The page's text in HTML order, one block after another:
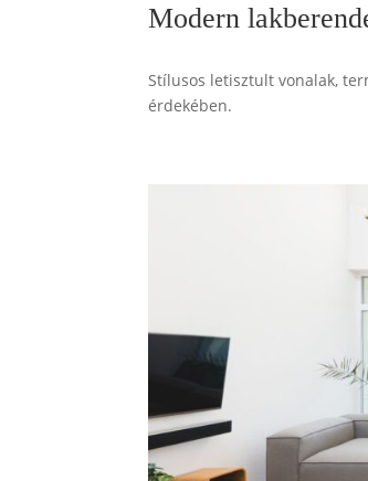
Modern
Stílusos letisztult vonalak,
érdekében.